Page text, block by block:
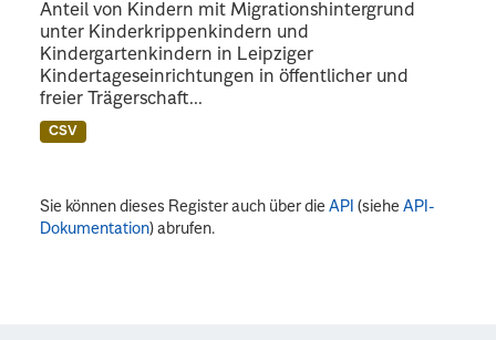
Anteil von Kindern mit Migrationshintergrund
unter Kinderkrippenkindern und
Kindergartenkindern in Leipziger
Kindertageseinrichtungen in öffentlicher und
freier Trägerschaft...
CSV
Sie können dieses Register auch über dieAPI (sieheAPI-
Dokumentation) abrufen.